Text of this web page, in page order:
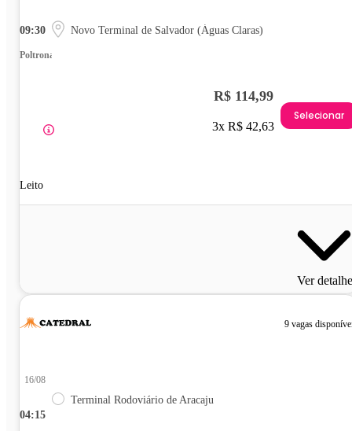
09:30 Novo Terminal de Salvador (Águas Claras)
Poltrona
Leito
R$ 114,99
3x R$ 42,63
Selecionar
Ver
9 vagas
04:15
16/08
Terminal Rodoviário de Aracaju